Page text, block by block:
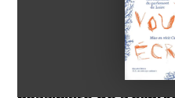
Voici un ouvrage
première fois en
possibilité de
Abonnez-vous !
La Newsletter
Les dernières
patrimoine
dans votre boîte